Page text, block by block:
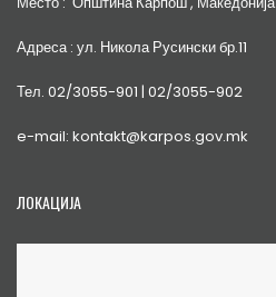
Адреса : ул. Никола Русински бр.11
Тел. 02/3055-901 | 02/3055-902
e-mail: kontakt@karpos.gov.mk
ЛОКАЦИЈА